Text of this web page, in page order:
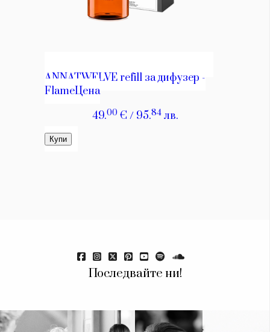
Последвайте ни!